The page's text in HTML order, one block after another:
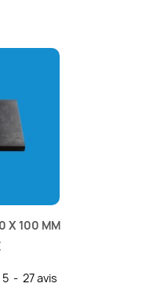
X 100 MM
5 - 27avis